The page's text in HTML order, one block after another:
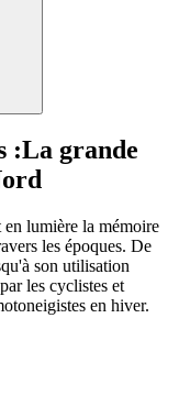
:La grande
lumière la mémoire
les époques. De
son utilisation
les cyclistes et
en hiver.